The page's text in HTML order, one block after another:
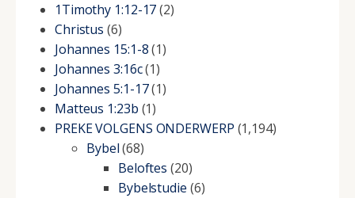
1Timothy 1:12-17(2)
Christus (6)
Johannes 15:1-8(1)
Johannes 3:16c(1)
Johannes 5:1-17(1)
Matteus 1:23b (1)
PREKE VOLGENS ONDERWERP (1,194)
Bybel(68)
Beloftes (20)
Bybelstudie (6)